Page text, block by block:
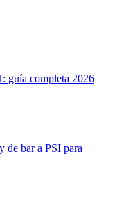
guía completa 2026
de bar a PSI para